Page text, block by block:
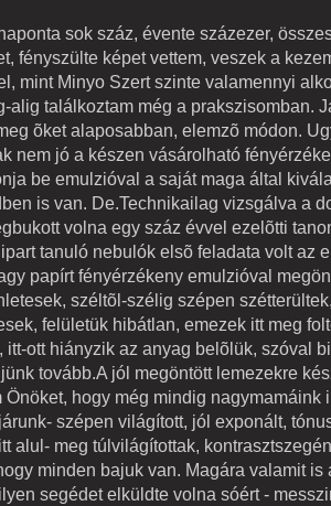
sok száz, évente százezer,
fényszülte képet vettem, veszek a
mint Minyo Szert szinte valamennyi
alig találkoztam még a prakszisomban.
õket alaposabban, elemzõ módon.
nem jó a készen vásárolható
be emulzióval a saját maga által
is van. De.Technikailag vizsgálva a
volna egy száz évvel ezelõtti
tanuló nebulók elsõ feladata volt az
papírt fényérzékeny emulzióval
széltõl-szélig szépen
felületük hibátlan, emezek itt meg
itt-ott hiányzik az anyag belõlük, szóval
tovább.A jól megöntött lemezekre
Önöket, hogy még mindig nagymamáink
szépen világított, jól exponált,
alul- meg túlvilágítottak,
minden bajuk van. Magára valamit is
segédet elküldte volna sóért -